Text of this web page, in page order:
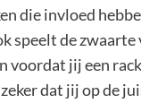
die invloed
speelt de
jij een
dat jij op de